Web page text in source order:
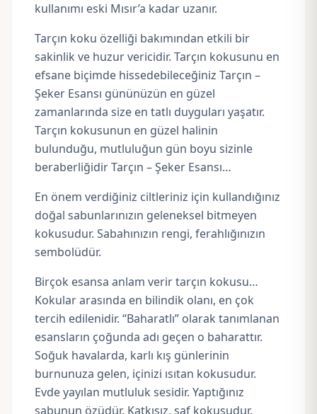
kullanımı eski Mısır’a kadar uzanır.
Tarçın koku özelliği bakımından etkili bir
sakinlik ve huzur vericidir. Tarçın kokusunu en
efsane biçimde hissedebileceğiniz Tarçın –
Şeker Esansı gününüzün en güzel
zamanlarında size en tatlı duyguları yaşatır.
Tarçın kokusunun en güzel halinin
bulunduğu, mutluluğun gün boyu sizinle
beraberliğidir Tarçın – Şeker Esansı…
En önem verdiğiniz ciltleriniz için kullandığınız
doğal sabunlarınızın geleneksel bitmeyen
kokusudur. Sabahınızın rengi, ferahlığınızın
sembolüdür.
Birçok esansa anlam verir tarçın kokusu…
Kokular arasında en bilindik olanı, en çok
tercih edilenidir. “Baharatlı” olarak tanımlanan
esansların çoğunda adı geçen o baharattır.
Soğuk havalarda, karlı kış günlerinin
burnunuza gelen, içinizi ısıtan kokusudur.
Evde yayılan mutluluk sesidir. Yaptığınız
sabunun özüdür. Katkısız, saf kokusudur.